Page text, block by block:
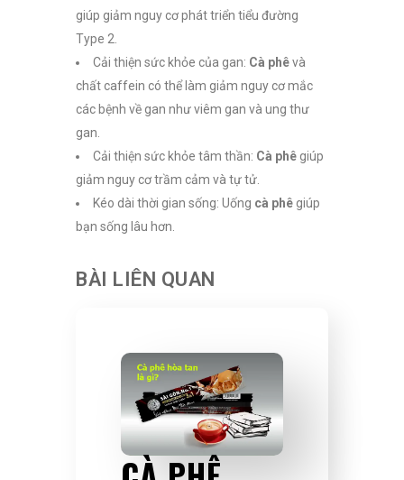
giúp giảm nguy cơ phát triển tiểu đường
Type 2.
Cải thiện sức khỏe của gan: Cà phêvà
chất caffein có thể làm giảm nguy cơ mắc
các bệnh về gan như viêm gan và ung thư
gan.
Cải thiện sức khỏe tâm thần: Cà phê giúp
giảm nguy cơ trầm cảm và tự tử.
Kéo dài thời gian sống: Uống cà phê giúp
bạn sống lâu hơn.
BÀI LIÊN QUAN